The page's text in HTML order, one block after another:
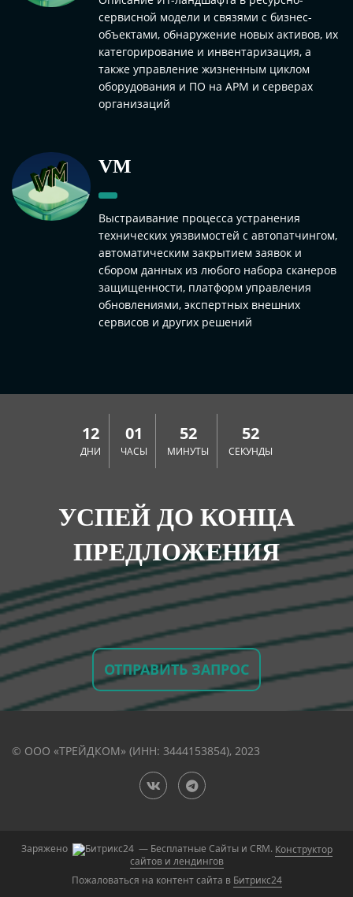
сервисной модели и связями с бизнес-
объектами, обнаружение новых активов, их
категорирование и инвентаризация, а
также управление жизненным циклом
оборудования и ПО на АРМ и серверах
организаций
VM
Выстраивание процесса устранения
технических уязвимостей с автопатчингом,
автоматическим закрытием заявок и
сбором данных из любого набора сканеров
защищенности, платформ управления
обновлениями, экспертных внешних
сервисов и других решений
12
ДНИ
01
ЧАСЫ
52
МИНУТЫ
52
СЕКУНДЫ
УСПЕЙ ДО КОНЦА
ПРЕДЛОЖЕНИЯ
ОТПРАВИТЬ ЗАПРОС
© ООО «ТРЕЙДКОМ» (ИНН: 3444153854), 2023
Заряжено — Бесплатные Сайты и CRM. Конструктор
сайтов и лендингов
Пожаловаться на контент cайта в Битрикс24